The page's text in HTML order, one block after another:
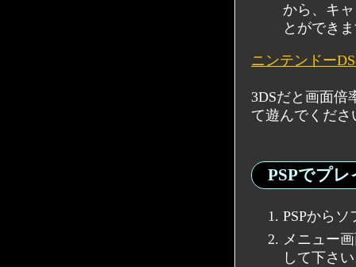
から、キ
とができ
ニンテンドー
3DSだと画面倍
て遊んでくださ
PSPでプ
PSPから
メニュー
して下さ